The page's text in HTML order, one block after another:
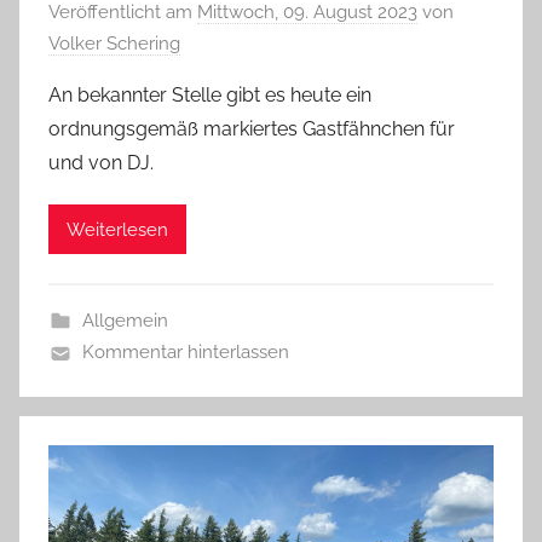
Veröffentlicht am Mittwoch, 09. August 2023 von
Volker Schering
An bekannter Stelle gibt es heute ein
ordnungsgemäß markiertes Gastfähnchen für
und von DJ.
Weiterlesen
Allgemein
Kommentar hinterlassen